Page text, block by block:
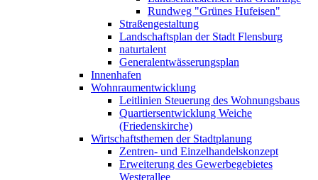
Rundweg "Grünes Hufeisen"
Straßengestaltung
Landschaftsplan der Stadt Flensburg
naturtalent
Generalentwässerungsplan
Innenhafen
Wohnraumentwicklung
Leitlinien Steuerung des Wohnungsbaus
Quartiersentwicklung Weiche
(Friedenskirche)
Wirtschaftsthemen der Stadtplanung
Zentren- und Einzelhandelskonzept
Erweiterung des Gewerbegebietes
Westerallee